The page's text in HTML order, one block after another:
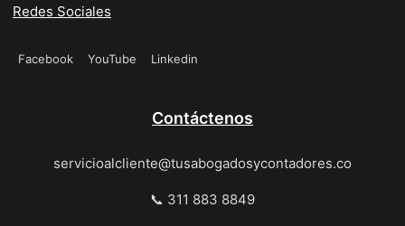
Redes Sociales
Facebook YouTube Linkedin
Contáctenos
servicioalcliente@tusabogadosycontadores.co
📞 311 883 8849